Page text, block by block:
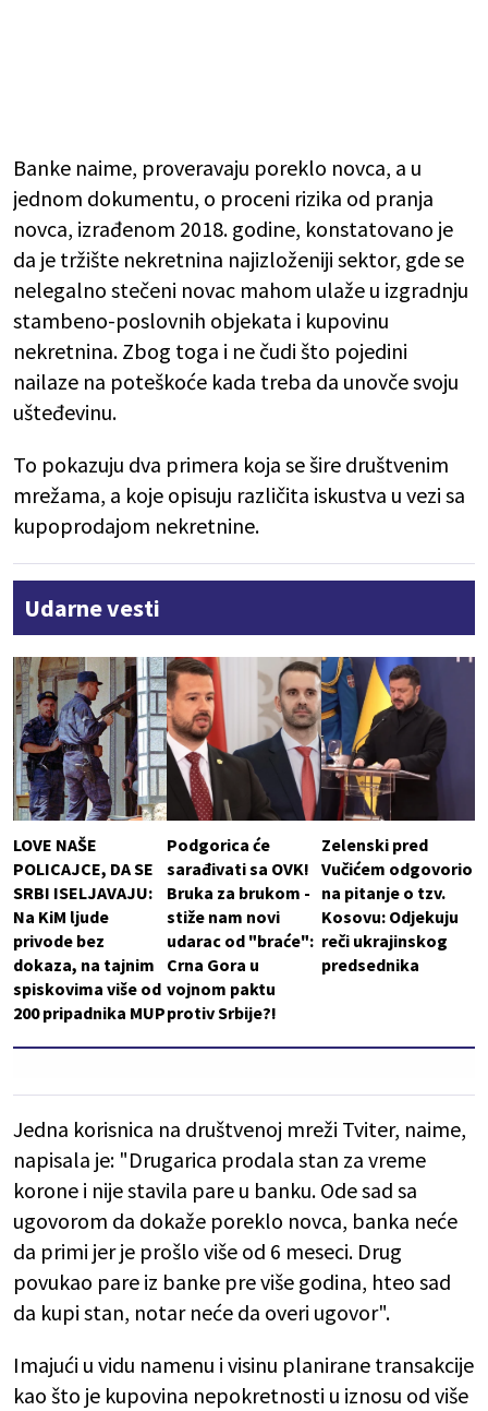
Banke naime, proveravaju poreklo novca, a u
jednom dokumentu, o proceni rizika od pranja
novca, izrađenom 2018. godine, konstatovano je
da je tržište nekretnina najizloženiji sektor, gde se
nelegalno stečeni novac mahom ulaže u izgradnju
stambeno-poslovnih objekata i kupovinu
nekretnina. Zbog toga i ne čudi što pojedini
nailaze na poteškoće kada treba da unovče svoju
ušteđevinu.
To pokazuju dva primera koja se šire društvenim
mrežama, a koje opisuju različita iskustva u vezi sa
kupoprodajom nekretnine.
Udarne vesti
LOVE NAŠE
POLICAJCE, DA SE
SRBI ISELJAVAJU:
Na KiM ljude
privode bez
dokaza, na tajnim
spiskovima više od
200 pripadnika MUP
Podgorica će
sarađivati sa OVK!
Bruka za brukom -
stiže nam novi
udarac od "braće":
Crna Gora u
vojnom paktu
protiv Srbije?!
Zelenski pred
Vučićem odgovorio
na pitanje o tzv.
Kosovu: Odjekuju
reči ukrajinskog
predsednika
Jedna korisnica na društvenoj mreži Tviter, naime,
napisala je: "Drugarica prodala stan za vreme
korone i nije stavila pare u banku. Ode sad sa
ugovorom da dokaže poreklo novca, banka neće
da primi jer je prošlo više od 6 meseci. Drug
povukao pare iz banke pre više godina, hteo sad
da kupi stan, notar neće da overi ugovor".
Imajući u vidu namenu i visinu planirane transakcije
kao što je kupovina nepokretnosti u iznosu od više